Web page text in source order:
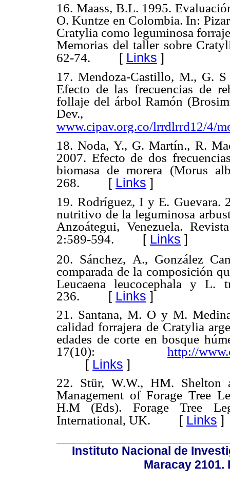
16. Maass, B.L. 1995.
O. Kuntze en Colombia. In:
Cratylia como leguminosa
Memorias del taller sobre
62-74. [ Links ]
17. Mendoza-Castillo, M., G.
Efecto de las frecuencias de
follaje del árbol Ramón
Dev.,
www.cipav.org.co/lrrdlrrd12/4/
18. Noda, Y., G. Martín., R.
2007. Efecto de dos
biomasa de morera (Morus
268. [ Links ]
19. Rodríguez, I y E. Guevara.
nutritivo de la leguminosa
Anzoátegui, Venezuela.
2:589-594. [ Links ]
20. Sánchez, A., González
comparada de la composición
Leucaena leucocephala y L.
236. [ Links ]
21. Santana, M. O y M.
calidad forrajera de Cratylia
edades de corte en bosque
17(10): http://
[ Links ]
22. Stür, W.W., HM. Shelton
Management of Forage Tree
H.M (Eds). Forage Tree
International, UK. [ Links ]
Instituto Nacional de
Maracay 2101.